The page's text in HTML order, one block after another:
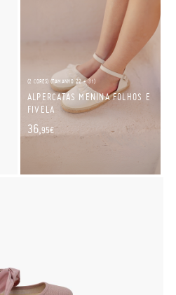
(2 CORES) (TAMANHO 22 - 31)
ALPERCATAS MENINA FOLHOS E
FIVELA
36, 95€